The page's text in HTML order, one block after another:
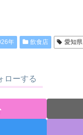
年 飲食店 愛知県
ローする